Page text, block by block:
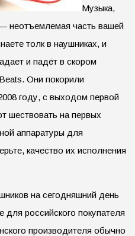
Музыка,
неотъемлемая часть вашей
толк в наушниках, и
и падёт в скором
Они покорили
году, с выходом первой
шествовать на первых
аппаратуры для
качество их исполнения
на сегодняшний день
для российского покупателя
производителя обычно